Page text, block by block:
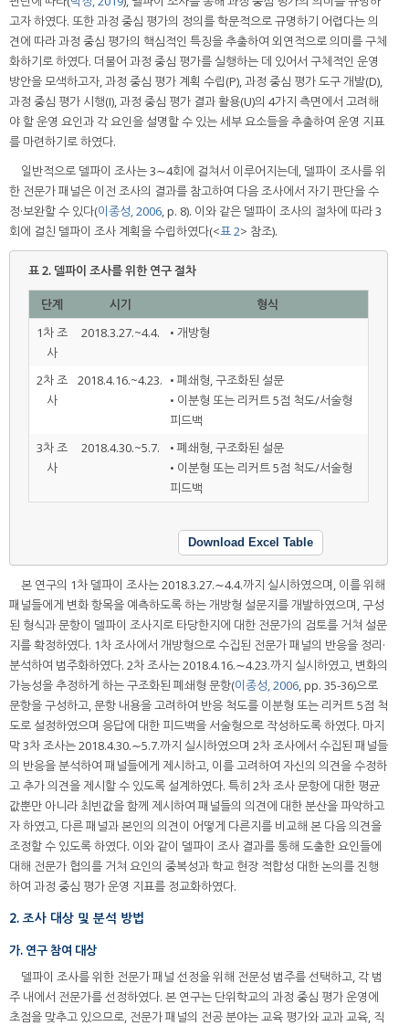
고자 하였다. 또한 과정 중심 평가의 정의를 학문적으로 규명하기 어렵다는 의
견에 따라 과정 중심 평가의 핵심적인 특징을 추출하여 외연적으로 의미를 구체
화하기로 하였다. 더불어 과정 중심 평가를 실행하는 데 있어서 구체적인 운영
방안을 모색하고자, 과정 중심 평가 계획 수립(P), 과정 중심 평가 도구 개발(D),
과정 중심 평가 시행(I), 과정 중심 평가 결과 활용(U)의 4가지 측면에서 고려해
야 할 운영 요인과 각 요인을 설명할 수 있는 세부 요소들을 추출하여 운영 지표
를 마련하기로 하였다.
일반적으로 델파이 조사는 3∼4회에 걸쳐서 이루어지는데, 델파이 조사를 위
한 전문가 패널은 이전 조사의 결과를 참고하여 다음 조사에서 자기 판단을 수
정·보완할 수 있다(이종성, 2006, p. 8). 이와 같은 델파이 조사의 절차에 따라 3
회에 걸친 델파이 조사 계획을 수립하였다(<표 2> 참조).
표 2. 델파이 조사를 위한 연구 절차
단계 시기
형식
1차 조
사
2018.3.27.~4.4. • 개방형
2차 조
사
2018.4.16.~4.23. • 폐쇄형, 구조화된 설문
• 이분형 또는 리커트 5점 척도/서술형
피드백
3차 조
사
2018.4.30.~5.7.
• 폐쇄형, 구조화된 설문
• 이분형 또는 리커트 5점 척도/서술형
피드백
Download Excel Table
본 연구의 1차 델파이 조사는 2018.3.27.∼4.4.까지 실시하였으며, 이를 위해
패널들에게 변화 항목을 예측하도록 하는 개방형 설문지를 개발하였으며, 구성
된 형식과 문항이 델파이 조사지로 타당한지에 대한 전문가의 검토를 거쳐 설문
지를 확정하였다. 1차 조사에서 개방형으로 수집된 전문가 패널의 반응을 정리·
분석하여 범주화하였다. 2차 조사는 2018.4.16.∼4.23.까지 실시하였고, 변화의
가능성을 추정하게 하는 구조화된 폐쇄형 문항(이종성, 2006, pp. 35-36)으로
문항을 구성하고, 문항 내용을 고려하여 반응 척도를 이분형 또는 리커트 5점 척
도로 설정하였으며 응답에 대한 피드백을 서술형으로 작성하도록 하였다. 마지
막 3차 조사는 2018.4.30.∼5.7.까지 실시하였으며 2차 조사에서 수집된 패널들
의 반응을 분석하여 패널들에게 제시하고, 이를 고려하여 자신의 의견을 수정하
고 추가 의견을 제시할 수 있도록 설계하였다. 특히 2차 조사 문항에 대한 평균
값뿐만 아니라 최빈값을 함께 제시하여 패널들의 의견에 대한 분산을 파악하고
자 하였고, 다른 패널과 본인의 의견이 어떻게 다른지를 비교해 본 다음 의견을
조정할 수 있도록 하였다. 이와 같이 델파이 조사 결과를 통해 도출한 요인들에
대해 전문가 협의를 거쳐 요인의 중복성과 학교 현장 적합성 대한 논의를 진행
하여 과정 중심 평가 운영 지표를 정교화하였다.
2. 조사 대상 및 분석 방법
가. 연구 참여 대상
델파이 조사를 위한 전문가 패널 선정을 위해 전문성 범주를 선택하고, 각 범
주 내에서 전문가를 선정하였다. 본 연구는 단위학교의 과정 중심 평가 운영에
초점을 맞추고 있으므로, 전문가 패널의 전공 분야는 교육 평가와 교과 교육, 직